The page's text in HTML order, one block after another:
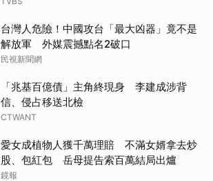
台灣人危險！中國攻台「最大凶器」竟不是
解放軍 外媒震撼點名2破口
民視新聞網
「兆基百億債」主角終現身 李建成涉背
信、侵占移送北檢
CTWANT
愛女成植物人獲千萬理賠 不滿女婿拿去炒
股、包紅包 岳母提告索百萬結局出爐
鏡報